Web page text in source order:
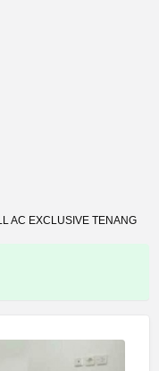
AC EXCLUSIVE TENANG